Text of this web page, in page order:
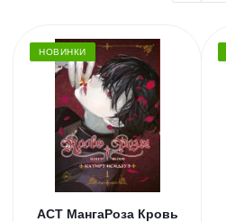
НОВИНКИ
АСТ МангаРоза Кровь